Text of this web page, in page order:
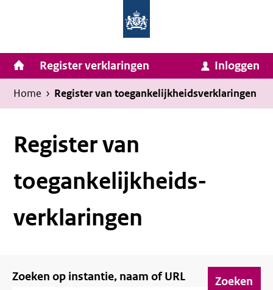
inhoud
van
Binnenlandse
Zaken
Koninkrijksrelaties
Homepage
van
Invulassistent
Toegankelijkheidsverklaring
Toegankelijkheidsverklaring
Hoofdnavigatie
Register verklaringen Inloggen
Kruimelpad
U
bevindt
hier:
Home › Register van toegankelijkheids­verklaringen
Register van
toegankelijkheids­
verklaringen
Filter
Zoeken op instantie, naam of URL